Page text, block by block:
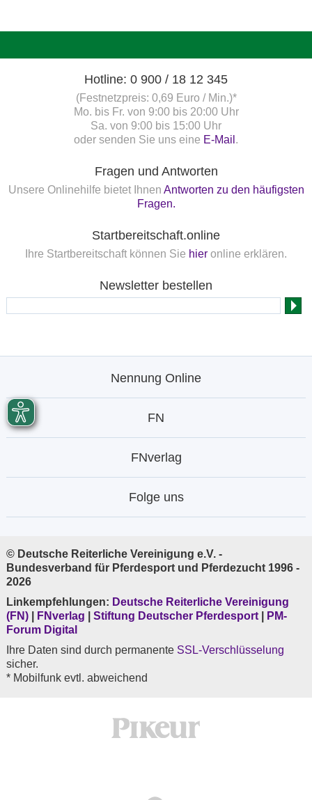
Hotline: 0 900 / 18 12 345
(Festnetzpreis: 0,69 Euro / Min.)*
Mo. bis Fr. von 9:00 bis 20:00 Uhr
Sa. von 9:00 bis 15:00 Uhr
oder senden Sie uns eine E-Mail .
Fragen und Antworten
Unsere Onlinehilfe bietet Ihnen Antworten zu den häufigsten
Fragen.
Startbereitschaft.online
Ihre Startbereitschaft können Sie hier online erklären.
Newsletter bestellen
Nennung Online
FN
FNverlag
Folge uns
© Deutsche Reiterliche Vereinigung e.V. -
Bundesverband für Pferdesport und Pferdezucht 1996 -
2026
Linkempfehlungen: Deutsche Reiterliche Vereinigung
(FN)
FNverlag Stiftung Deutscher Pferdesport
PM-
Forum Digital
Ihre Daten sind durch permanente SSL-Verschlüsselung
sicher.
* Mobilfunk evtl. abweichend